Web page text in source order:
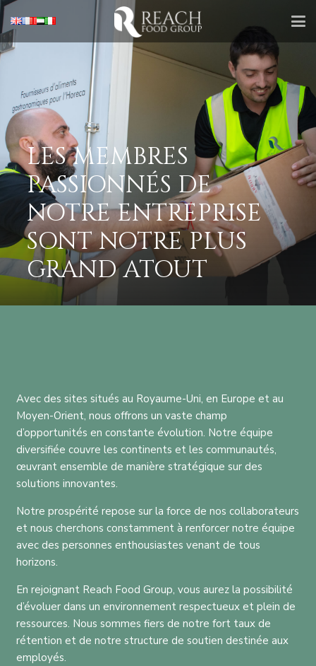
LES MEMBRES
PASSIONNÉS DE
NOTRE ENTREPRISE
SONT NOTRE PLUS
GRAND ATOUT
Avec des sites situés au Royaume-Uni, en Europe et au
Moyen-Orient, nous offrons un vaste champ
d’opportunités en constante évolution. Notre équipe
diversifiée couvre les continents et les communautés,
œuvrant ensemble de manière stratégique sur des
solutions innovantes.
Notre prospérité repose sur la force de nos collaborateurs
et nous cherchons constamment à renforcer notre équipe
avec des personnes enthousiastes venant de tous
horizons.
En rejoignant Reach Food Group, vous aurez la possibilité
d’évoluer dans un environnement respectueux et plein de
ressources. Nous sommes fiers de notre fort taux de
rétention et de notre structure de soutien destinée aux
employés.